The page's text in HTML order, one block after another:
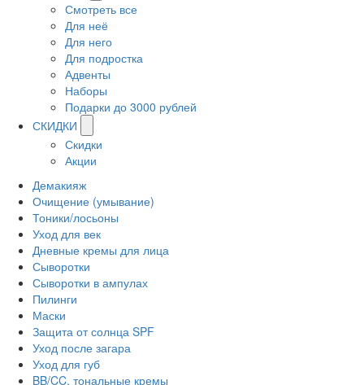
Смотреть все
Для неё
Для него
Для подростка
Адвенты
Наборы
Подарки до 3000 рублей
СКИДКИ
Скидки
Акции
Демакияж
Очищение (умывание)
Тоники/лосьоны
Уход для век
Дневные кремы для лица
Сыворотки
Сыворотки в ампулах
Пилинги
Маски
Защита от солнца SPF
Уход после загара
Уход для губ
BB/CC, тональные кремы